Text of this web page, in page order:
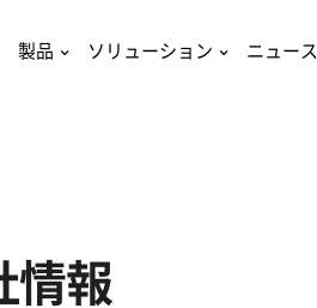
製品 ソリューション ニュース
情報